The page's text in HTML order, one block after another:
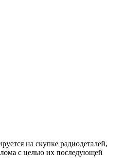
на скупке радиодеталей,
с целью их последующей